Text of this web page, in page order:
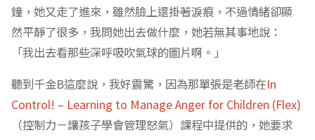
鐘，她又走了進來，雖然臉上還掛著淚痕，不過情緒卻顯
然平靜了很多，我問她出去做什麼，她若無其事地說：
「我出去看那些深呼吸吹氣球的圖片啊。」
聽到千金B這麼說，我好震驚，因為那單張是老師在In
Control! – Learning to Manage Anger for Children (Flex)
（控制力－讓孩子學會管理怒氣）課程中提供的，她要求